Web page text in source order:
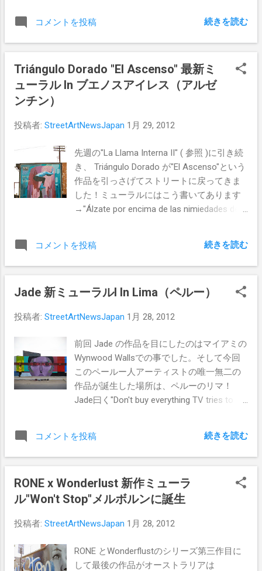
す。 Pics by Cranio
コメントを投稿 続きを読む
Triángulo Dorado "El Ascenso" 最新ミ
ューラル In ブエノスアイレス（アルゼ
ンチン）
投稿者: StreetArtNewsJapan 1月 29, 2012
先週の"La Llama Interna II" ( 参照 )に引き続
き、 Triángulo Dorado が"El Ascenso"という
作品を引っさげてストリートに戻ってきま
した！ミューラルにはこう書いてあります
→"Álzate por encima de las nimiedades de
些細な事と受け止め克服せよ！） ブエノス
アイレスに素晴らしい作品を誕生させた
Ferreyra Panichelliに拍手を送りたい！
コメントを投稿 続きを読む
Jade 新ミューラルl In Lima（ペルー）
投稿者: StreetArtNewsJapan 1月 28, 2012
前回 Jade の作品を目にしたのはマイアミの
Wynwood Wallsでの事でした。そして今回
このペールー人アーティストの唯一無二の
作品が誕生した場所は、ペルーのリマ！
Jade曰く"Don't buy everything TV tries to
く、自身が欲しいものを買おう！）
コメントを投稿 続きを読む
RONE x Wonderlust 新作ミューラ
ル"Won't Stop"メルボルンに誕生
投稿者: StreetArtNewsJapan 1月 28, 2012
RONE とWonderflustのシリーズ第三作目に
して最後の作品がオーストラリアは